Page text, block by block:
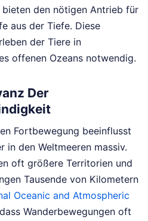
den nötigen Antrieb für
aus der Tiefe. Diese
der Tiere in
offenen Ozeans notwendig.
Der
Fortbewegung beeinflusst
in den Weltmeeren massiv.
oft größere Territorien und
Tausende von Kilometern
Oceanic and Atmospheric
Wanderbewegungen oft